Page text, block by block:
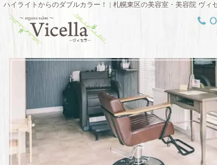
ハイライトからのダブルカラー！ | 札幌東区の美容室・美容院 ヴィ